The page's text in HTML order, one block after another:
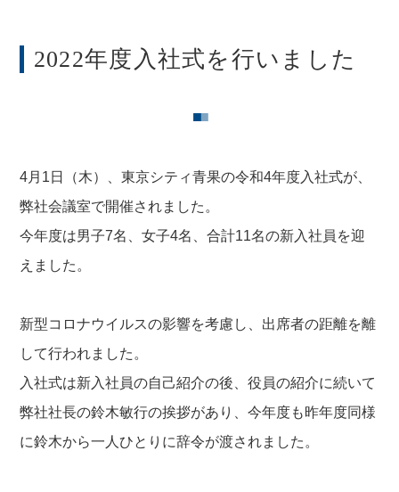
2022年度入社式を行いました
■■
4月1日（木）、東京シティ青果の令和4年度入社式が、
弊社会議室で開催されました。
今年度は男子7名、女子4名、合計11名の新入社員を迎
えました。
新型コロナウイルスの影響を考慮し、出席者の距離を離
して行われました。
入社式は新入社員の自己紹介の後、役員の紹介に続いて
弊社社長の鈴木敏行の挨拶があり、今年度も昨年度同様
に鈴木から一人ひとりに辞令が渡されました。